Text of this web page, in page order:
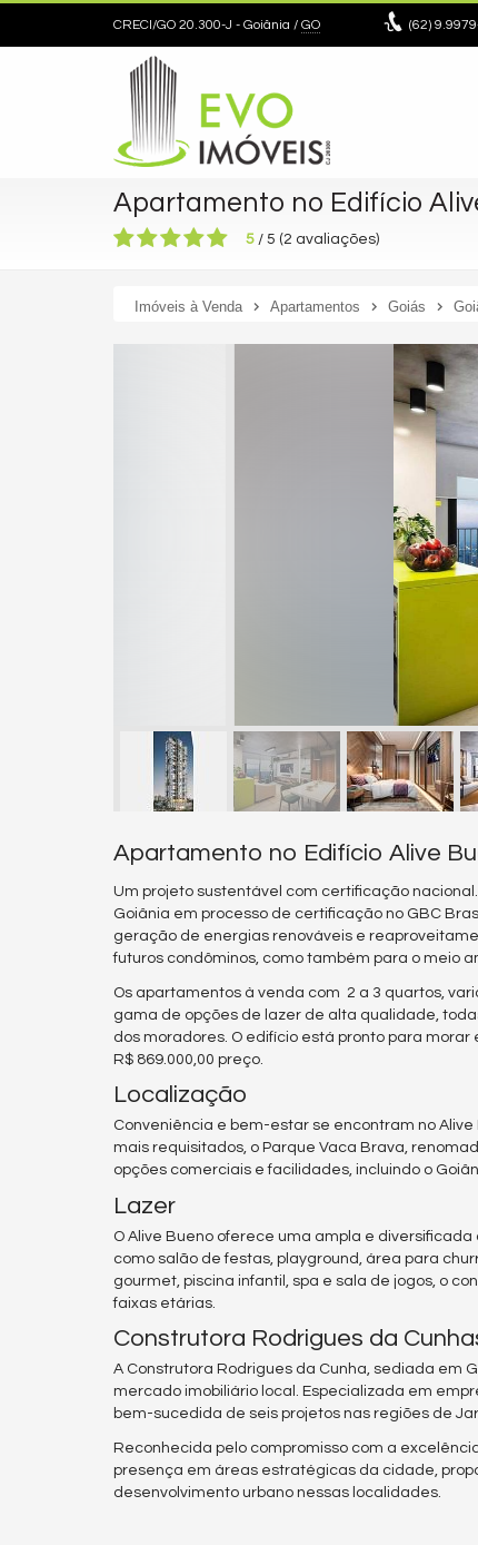
CRECI/GO 20.300-J - Goiânia / GO (62)
Apartamento no Edifício
5 / 5 (2 avaliações)
Imóveis à Venda Apartamentos Goiás
Apartamento no Edifício Alive
Um projeto sustentável com certificação
Goiânia em processo de certificação no GBC
geração de energias renováveis e
futuros condôminos, como também para o meio
Os apartamentos à venda com 2 a 3 quartos,
gama de opções de lazer de alta qualidade,
dos moradores. O edifício está pronto para
R$ 869.000,00 preço.
Localização
Conveniência e bem-estar se encontram no
mais requisitados, o Parque Vaca Brava,
opções comerciais e facilidades, incluindo o
Lazer
O Alive Bueno oferece uma ampla e
como salão de festas, playground, área para
gourmet, piscina infantil, spa e sala de jogos, o
faixas etárias.
Construtora Rodrigues da
A Construtora Rodrigues da Cunha, sediada em
mercado imobiliário local. Especializada em
bem-sucedida de seis projetos nas regiões de
Reconhecida pelo compromisso com a
presença em áreas estratégicas da cidade,
desenvolvimento urbano nessas localidades.